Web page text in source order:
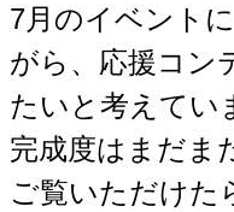
7月のイベント
がら、応援コン
たいと考えてい
完成度はまだま
ご覧いただけた